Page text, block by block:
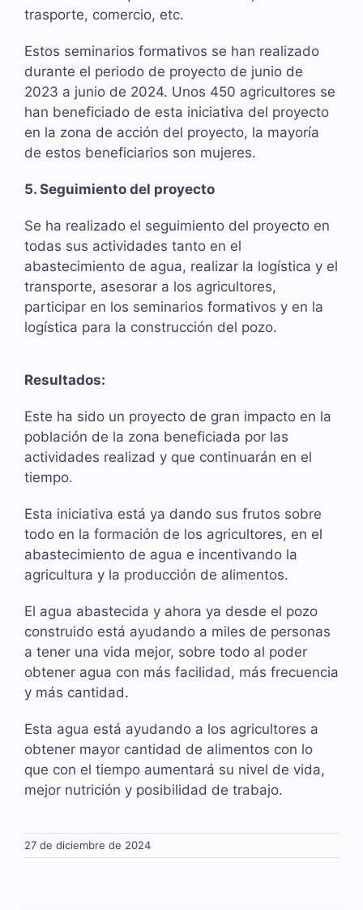
trasporte, comercio, etc.
Estos seminarios formativos se han realizado
durante el periodo de proyecto de junio de
2023 a junio de 2024. Unos 450 agricultores se
han beneficiado de esta iniciativa del proyecto
en la zona de acción del proyecto, la mayoría
de estos beneficiarios son mujeres.
5. Seguimiento del proyecto
Se ha realizado el seguimiento del proyecto en
todas sus actividades tanto en el
abastecimiento de agua, realizar la logística y el
transporte, asesorar a los agricultores,
participar en los seminarios formativos y en la
logística para la construcción del pozo.
Resultados:
Este ha sido un proyecto de gran impacto en la
población de la zona beneficiada por las
actividades realizad y que continuarán en el
tiempo.
Esta iniciativa está ya dando sus frutos sobre
todo en la formación de los agricultores, en el
abastecimiento de agua e incentivando la
agricultura y la producción de alimentos.
El agua abastecida y ahora ya desde el pozo
construido está ayudando a miles de personas
a tener una vida mejor, sobre todo al poder
obtener agua con más facilidad, más frecuencia
y más cantidad.
Esta agua está ayudando a los agricultores a
obtener mayor cantidad de alimentos con lo
que con el tiempo aumentará su nivel de vida,
mejor nutrición y posibilidad de trabajo.
27 de diciembre de 2024